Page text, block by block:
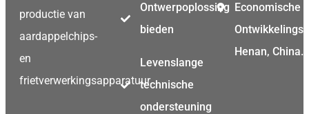
productie van
aardappelchips-
en
frietverwerkingsapparatuur.
Ontwerpoplossing
bieden
Levenslange
technische
ondersteuning
Economische
Henan, China.